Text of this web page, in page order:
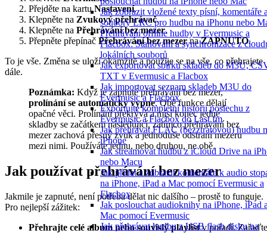
Jak zobrazit vložené texty písní, komentáře
soubory LRC pro hudbu na iPhonu nebo
Přehrávání offline hudby v Evermusic a
Flacbox: Stahování a synchronizace z
lokálních souborů
Jak exportovat sbírku skladeb do M3U,
TXT v Evermusic a Flacbox
Jak importovat seznam skladeb M3U do
Evermusic a Flacbox
Exportujte kompletní historii poslechu z
Evermusic a Flacbox do Last.fm
Jak přehrávat FLAC (bezztrátovou) hudbu
iPhone
Jak streamovat hudbu z iCloud Drive na
nebo Macu
Jak přidat a zobrazit komentáře k audio
na iPhone, iPad a Mac pomocí Evermusic a
Flacbox
Jak poslouchat audioknihy na iPhone, iPad
Mac pomocí Evermusic
Jak přehrávat hudbu z USB flash disku na
Přejděte na kartuNastavení.
Klepněte na Zvukový přehrávač.
Klepněte na Přehrávání bez mezer.
Přepněte přepínač Přehrávání bez mezernaZAPNUTO.
To je vše. Změna se uloží okamžitě a použije se na vše, co přehrajete
dále.
Poznámka: Když je zapnuté přehrávání bez mezer,
prolínání se automaticky vypne. Obě funkce dělají
opačné věci. Prolínání překrývá a mísí konec jedné
skladby se začátkem následující, zatímco přehrávání bez
mezer zachová přesný zvuk a jednoduše odstraní mezeru
mezi nimi. Používáte jednu, nebo druhou, ne obě.
Jak používat přehrávání bez mezer
Jakmile je zapnuté, není potřeba dělat nic dalšího – prostě to funguje.
Pro nejlepší zážitek:
Přehrajte celé album nebo souvislý playlistv pořadí. Zařaďte